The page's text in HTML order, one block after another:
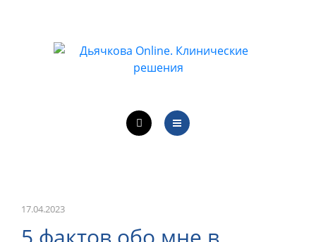
ЛЕЧЕБНАЯ ДЕЯТЕЛЬНОСТЬ
ОБУЧЕНИЕ ВРАЧЕЙ
17.04.2023